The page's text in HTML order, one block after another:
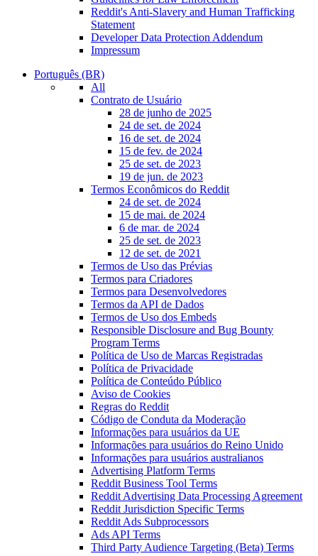
Reddit's Anti-Slavery and Human Trafficking
Statement
Developer Data Protection Addendum
Impressum
Português (BR)
All
Contrato de Usuário
28 de junho de 2025
24 de set. de 2024
16 de set. de 2024
15 de fev. de 2024
25 de set. de 2023
19 de jun. de 2023
Termos Econômicos do Reddit
24 de set. de 2024
15 de mai. de 2024
6 de mar. de 2024
25 de set. de 2023
12 de set. de 2021
Termos de Uso das Prévias
Termos para Criadores
Termos para Desenvolvedores
Termos da API de Dados
Termos de Uso dos Embeds
Responsible Disclosure and Bug Bounty
Program Terms
Política de Uso de Marcas Registradas
Política de Privacidade
Política de Conteúdo Público
Aviso de Cookies
Regras do Reddit
Código de Conduta da Moderação
Informações para usuários da UE
Informações para usuários do Reino Unido
Informações para usuários australianos
Advertising Platform Terms
Reddit Business Tool Terms
Reddit Advertising Data Processing Agreement
Reddit Jurisdiction Specific Terms
Reddit Ads Subprocessors
Ads API Terms
Third Party Audience Targeting (Beta) Terms